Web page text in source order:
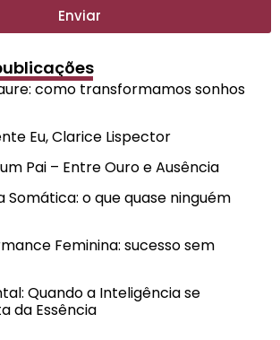
Enviar
como transformamos sonhos
Eu, Clarice Lispector
Pai – Entre Ouro e Ausência
Somática: o que quase ninguém
Feminina: sucesso sem
Quando a Inteligência se
da Essência